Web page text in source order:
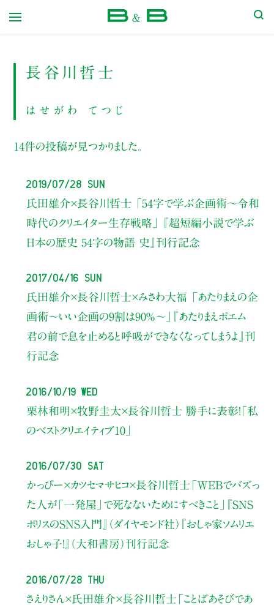
長谷川哲士
はせがわ てつじ
14件の投稿が見つかりました。
2019/07/28 Sun
氏田雄介×長谷川哲士
「54字で学ぶ企画術〜令和
時代のクリエイター生存戦略」
『超短編小説で学ぶ
日本の歴史 54字の物語 史』刊行記念
2017/04/16 Sun
氏田雄介×長谷川哲士×みさわ大福
「あたりまえの企
画術〜いい企画の9割は90％〜」
『あたりまえポエム
君の前で息を止めると呼吸ができなくなってしまうよ』刊
行記念
2016/10/19 Wed
栗林和明×牧野圭太×長谷川哲士 勝手に表彰！「私
のベストクリエイティブ10」
2016/07/30 Sat
かっぴー×カツセマサヒコ×長谷川哲士「WEBでバズっ
た人が「一発屋」で死なないためにすべきこと」
『SNS
ポリスのSNS入門』（ダイヤモンド社） 『おしゃ家ソムリエ
おしゃ子！』（大和書房）刊行記念
2016/07/28 Thu
さえりさん×氏田雄介×長谷川哲士「ことばあそびであ